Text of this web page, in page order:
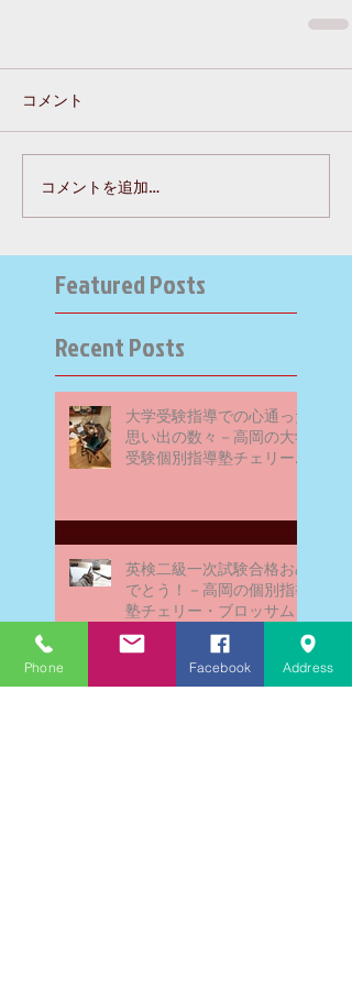
コメント
コメントを追加…
Featured Posts
Recent Posts
大学受験指導での心通った
思い出の数々－高岡の大学
受験個別指導塾チェリー・
英検二級一次試験合格おめ
でとう！－高岡の個別指導
塾チェリー・ブロッサム
文学にできること、強いて
Phone Facebook Address